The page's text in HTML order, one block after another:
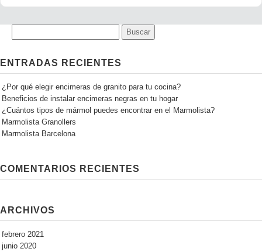
ENTRADAS RECIENTES
¿Por qué elegir encimeras de granito para tu cocina?
Beneficios de instalar encimeras negras en tu hogar
¿Cuántos tipos de mármol puedes encontrar en el Marmolista?
Marmolista Granollers
Marmolista Barcelona
COMENTARIOS RECIENTES
ARCHIVOS
febrero 2021
junio 2020